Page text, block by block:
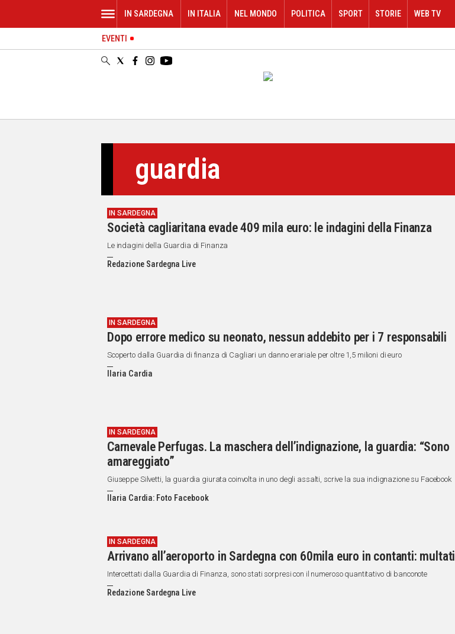
ORISTANO
IN SARDEGNA IN ITALIA NEL MONDO POLITICA SPORT STORIE WEB TV
EVENTI
guardia
IN SARDEGNA
Società cagliaritana evade 409 mila euro: le indagini della Finanza
Le indagini della Guardia di Finanza
Redazione Sardegna Live
IN SARDEGNA
Dopo errore medico su neonato, nessun addebito per i 7 responsabili
Scoperto dalla Guardia di finanza di Cagliari un danno erariale per oltre 1,5 milioni di euro
Ilaria Cardia
IN SARDEGNA
Carnevale Perfugas. La maschera dell’indignazione, la guardia: “Sono
amareggiato”
Giuseppe Silvetti, la guardia giurata coinvolta in uno degli assalti, scrive la sua indignazione su Facebook
Ilaria Cardia: Foto Facebook
IN SARDEGNA
Arrivano all’aeroporto in Sardegna con 60mila euro in contanti: multati
Intercettati dalla Guardia di Finanza, sono stati sorpresi con il numeroso quantitativo di banconote
Redazione Sardegna Live